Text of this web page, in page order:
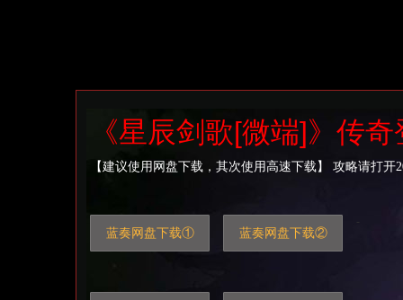
《星辰剑歌[微端]》传
【建议使用网盘下载，其次使用高速下载】 攻略请打开
-
蓝奏网盘下载① 蓝奏网盘下载②